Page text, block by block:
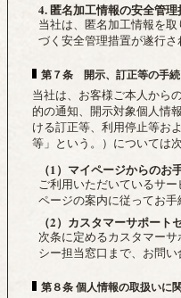
4. 匿名加工情報の安全管理
当社は、匿名加工情報を
づく安全管理措置が遂行さ
第７条 開示、訂正等の手続
当社は、お客様ご本人から
的の通知、開示対象個人情
ける訂正等、利用停止等お
等」という。）については
（1）マイページからのお
ご利用いただいているサ
ページの案内に従ってお手
（2）カスタマーサポート
次条に定めるカスタマー
シー担当窓口まで、お問い
第８条 個人情報の取扱いに